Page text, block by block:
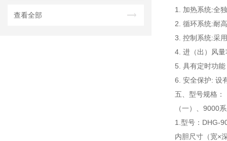
查看全部
1. 加热系统:全
2. 循环系统:耐
3. 控制系统:采
4. 进（出）风
5. 具有定时功
6. 安全保护: 设
五、 型号规格：
（一）、9000
1.型号：DHG-
内胆尺寸（宽×